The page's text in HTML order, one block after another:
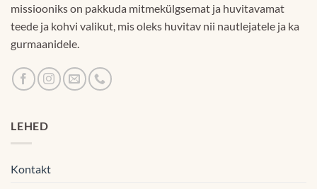
missiooniks on pakkuda mitmekülgsemat ja huvitavamat
teede ja kohvi valikut, mis oleks huvitav nii nautlejatele ja ka
gurmaanidele.
LEHED
Kontakt